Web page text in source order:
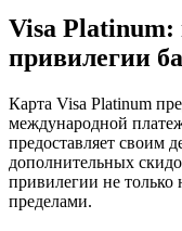
Visa
привилегии
Карта Visa Platinum
международной
предоставляет своим
дополнительных
привилегии не только
пределами.